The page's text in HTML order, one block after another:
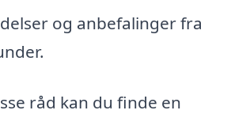
og anbefalinger fra
råd kan du finde en